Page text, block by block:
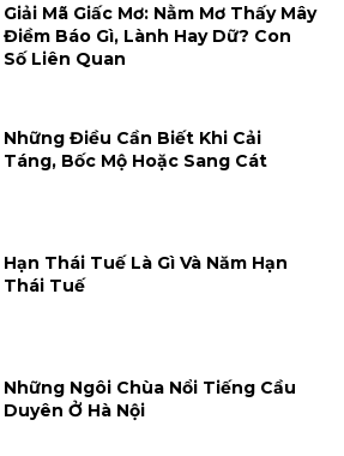
Giải Mã Giấc Mơ: Nằm Mơ Thấy Mây
Điềm Báo Gì, Lành Hay Dữ? Con
Số Liên Quan
Những Điều Cần Biết Khi Cải
Táng, Bốc Mộ Hoặc Sang Cát
Hạn Thái Tuế Là Gì Và Năm Hạn
Thái Tuế
Những Ngôi Chùa Nổi Tiếng Cầu
Duyên Ở Hà Nội